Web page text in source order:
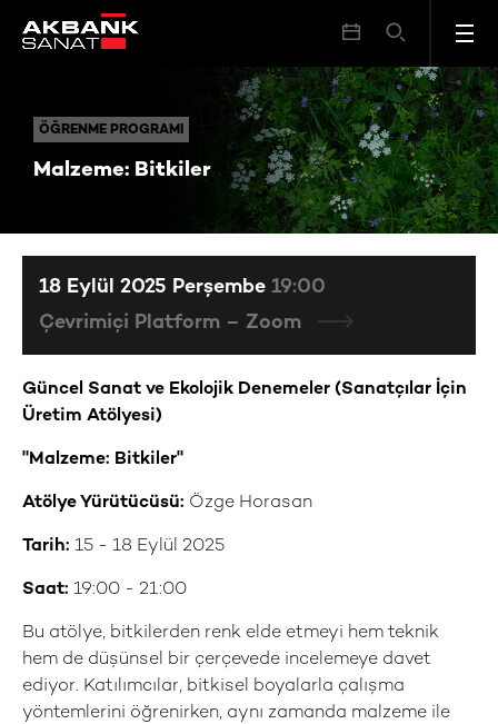
ÖĞRENME PROGRAMI
Malzeme: Bitkiler
ÖĞRENME PROGRAMI Malzeme: Bitkiler
Güncel Sanat ve Ekolojik Denemeler (Sanatçılar İçin
Üretim Atölyesi)
"Malzeme: Bitkiler"
Atölye Yürütücüsü: Özge Horasan
Tarih: 15 - 18 Eylül 2025
Saat: 19:00 - 21:00
Bu atölye, bitkilerden renk elde etmeyi hem teknik
hem de düşünsel bir çerçevede incelemeye davet
ediyor. Katılımcılar, bitkisel boyalarla çalışma
yöntemlerini öğrenirken, aynı zamanda malzeme ile
18 Eylül 2025 Perşembe 19:00
Çevrimiçi Platform – Zoom